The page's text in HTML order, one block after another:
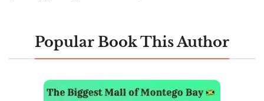
Popular Book This Author